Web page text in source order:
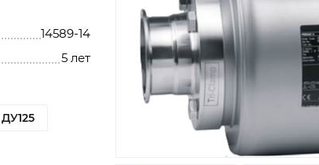
14589-14
5 лет
ДУ125